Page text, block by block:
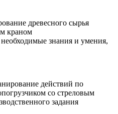
древесного сырья
краном
знания и умения,
действий по
со стреловым
задания